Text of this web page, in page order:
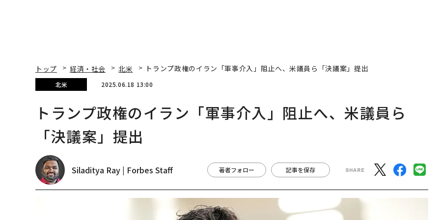
トップ 経済・社会 北米 トランプ政権のイラン「軍事介入」阻止へ、米議員ら「決議案」提出
北米 2025.06.18 13:00
トランプ政権のイラン「軍事介入」阻止へ、米議員ら
「決議案」提出
Siladitya Ray | Forbes Staff 著者フォロー 記事を保存